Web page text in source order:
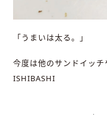
「うまいは太る。」
今度は他のサンドイッチ
ISHIBASHI